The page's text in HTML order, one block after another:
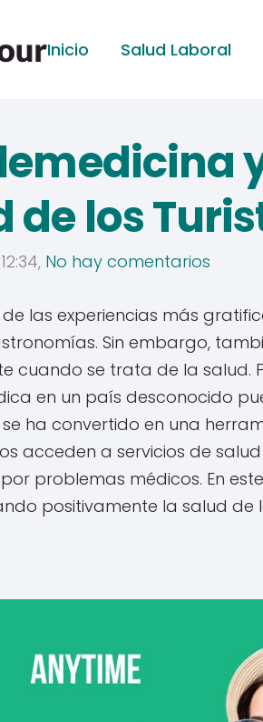
Inicio Salud Laboral
de los
No hay comentarios
las experiencias más
Sin embargo,
cuando se trata de la salud.
en un país desconocido
ha convertido en una
acceden a servicios de
problemas médicos. En
positivamente la salud de